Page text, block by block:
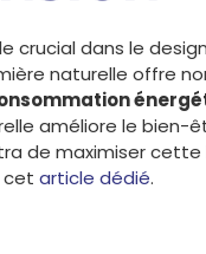
crucial dans le
naturelle offre
améliore le
de maximiser cette
cet article dédié.